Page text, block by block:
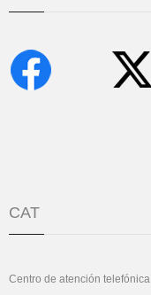
CAT
Centro de atención telefónica